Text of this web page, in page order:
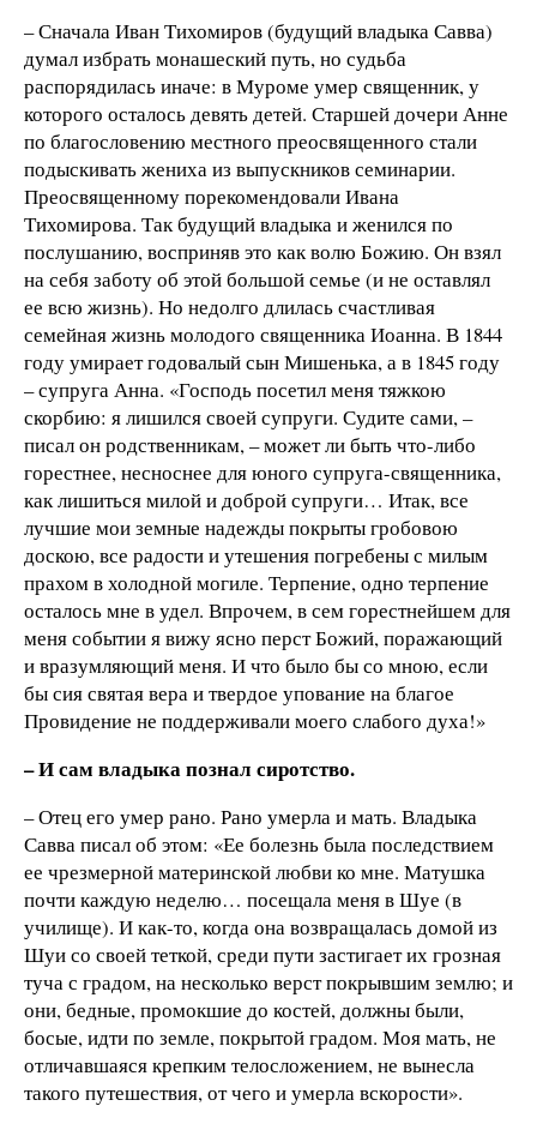
– Сначала Иван Тихомиров (будущий владыка Савва)
думал избрать монашеский путь, но судьба
распорядилась иначе: в Муроме умер священник, у
которого осталось девять детей. Старшей дочери Анне
по благословению местного преосвященного стали
подыскивать жениха из выпускников семинарии.
Преосвященному порекомендовали Ивана
Тихомирова. Так будущий владыка и женился по
послушанию, восприняв это как волю Божию. Он взял
на себя заботу об этой большой семье (и не оставлял
ее всю жизнь). Но недолго длилась счастливая
семейная жизнь молодого священника Иоанна. В 1844
году умирает годовалый сын Мишенька, а в 1845 году
– супруга Анна. «Господь посетил меня тяжкою
скорбию: я лишился своей супруги. Судите сами, –
писал он родственникам, – может ли быть что-либо
горестнее, несноснее для юного супруга-священника,
как лишиться милой и доброй супруги… Итак, все
лучшие мои земные надежды покрыты гробовою
доскою, все радости и утешения погребены с милым
прахом в холодной могиле. Терпение, одно терпение
осталось мне в удел. Впрочем, в сем горестнейшем для
меня событии я вижу ясно перст Божий, поражающий
и вразумляющий меня. И что было бы со мною, если
бы сия святая вера и твердое упование на благое
Провидение не поддерживали моего слабого духа!»
– И сам владыка познал сиротство.
– Отец его умер рано. Рано умерла и мать. Владыка
Савва писал об этом: «Ее болезнь была последствием
ее чрезмерной материнской любви ко мне. Матушка
почти каждую неделю… посещала меня в Шуе (в
училище). И как-то, когда она возвращалась домой из
Шуи со своей теткой, среди пути застигает их грозная
туча с градом, на несколько верст покрывшим землю; и
они, бедные, промокшие до костей, должны были,
босые, идти по земле, покрытой градом. Моя мать, не
отличавшаяся крепким телосложением, не вынесла
такого путешествия, от чего и умерла вскорости».